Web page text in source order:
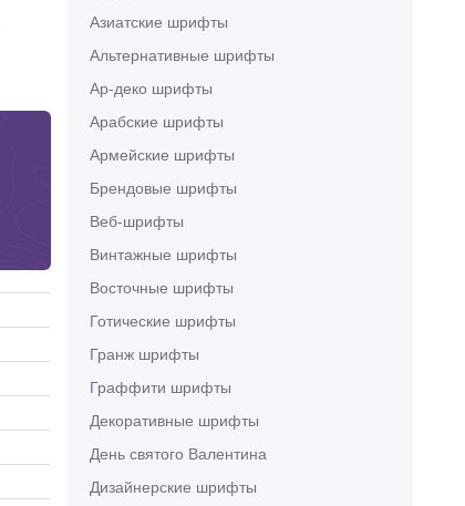
Азиатские шрифты
Альтернативные шрифты
Ар-деко шрифты
Арабские шрифты
Армейские шрифты
Брендовые шрифты
Веб-шрифты
Винтажные шрифты
Восточные шрифты
Готические шрифты
Гранж шрифты
Граффити шрифты
Декоративные шрифты
День святого Валентина
Дизайнерские шрифты